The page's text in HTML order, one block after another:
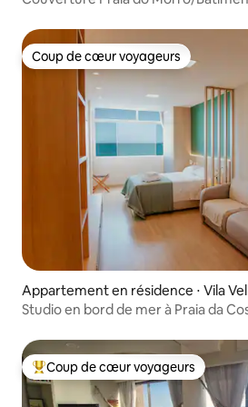
Coup de cœur voyageurs
Coup de cœur voyageurs
Appartement en résidence ⋅ Vila
Studio en bord de mer à Praia da
Coups de cœur voyageurs les plus
Coup de cœur voyageurs